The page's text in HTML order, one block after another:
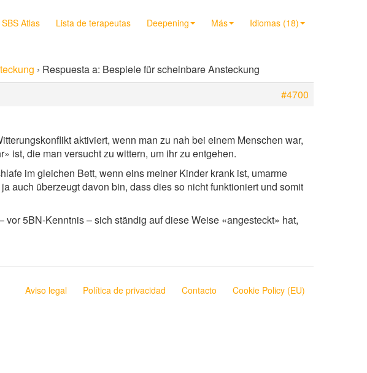
SBS Atlas Lista de terapeutas Deepening Más Idiomas (18)
› Respuesta a: Bespiele für scheinbare Ansteckung
#4700
aktiviert, wenn man zu nah bei einem Menschen war,
ist, die man versucht zu wittern, um ihr zu entgehen.
im gleichen Bett, wenn eins meiner Kinder krank ist, umarme
auch überzeugt davon bin, dass dies so nicht funktioniert und somit
5BN-Kenntnis – sich ständig auf diese Weise «angesteckt» hat,
Aviso legal Política de privacidad Contacto Cookie Policy (EU)